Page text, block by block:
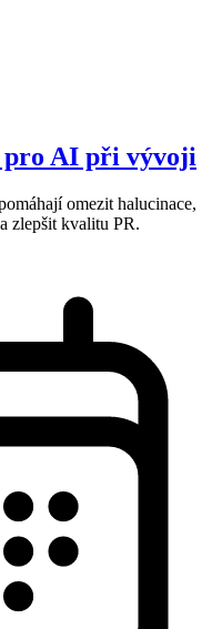
pro AI při vývoji
omezit halucinace,
zlepšit kvalitu PR.